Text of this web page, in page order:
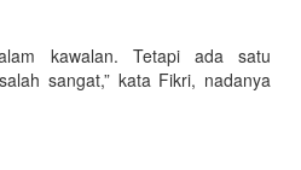
kawalan. Tetapi ada satu
sangat,” kata Fikri, nadanya